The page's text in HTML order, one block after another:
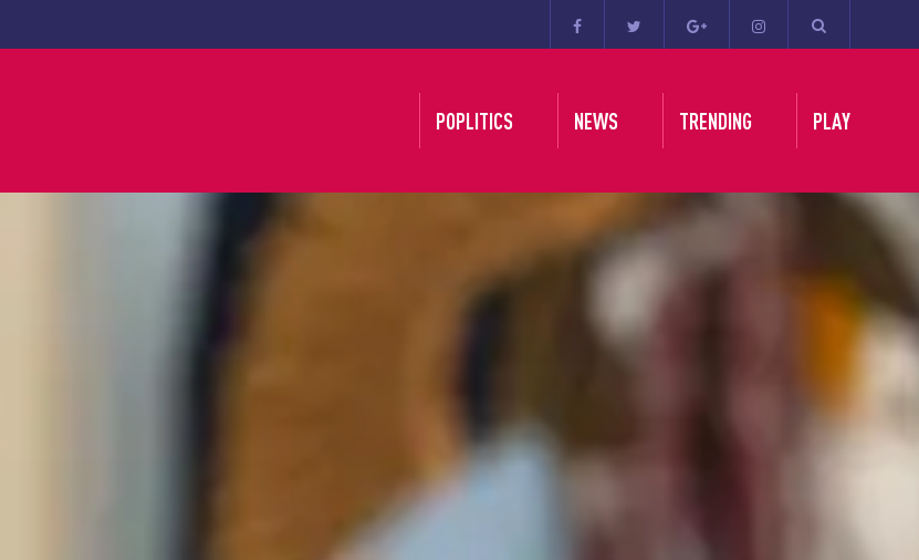
POPLITICS NEWS TRENDING PLAY